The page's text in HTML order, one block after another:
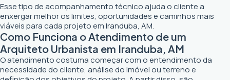
Esse tipo de acompanhamento técnico ajuda o cliente a
enxergar melhor os limites, oportunidades e caminhos mais
viáveis para cada projeto em Iranduba, AM.
Como Funciona o Atendimento de um
Arquiteto Urbanista em Iranduba, AM
O atendimento costuma começar com o entendimento da
necessidade do cliente, análise do imóvel ou terreno e